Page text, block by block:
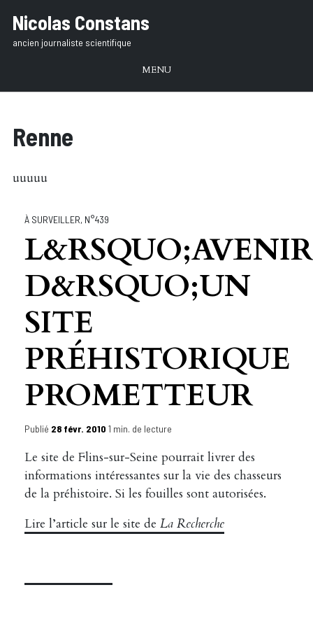
texte
Nicolas Constans
ancien journaliste scientifique
MENU
Renne
uuuuu
À SURVEILLER, N°439
L&RSQUO;AVENIR
D&RSQUO;UN
SITE
PRÉHISTORIQUE
PROMETTEUR
Publié 28 févr. 20101 min. de lecture
Le site de Flins-sur-Seine pourrait livrer des
informations intéressantes sur la vie des chasseurs
de la préhistoire. Si les fouilles sont autorisées.
Lire l’article sur le site deLa Recherche